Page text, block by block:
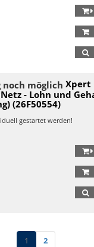
Xpert
- Lohn und
(26F50554)
gestartet werden!
1
2